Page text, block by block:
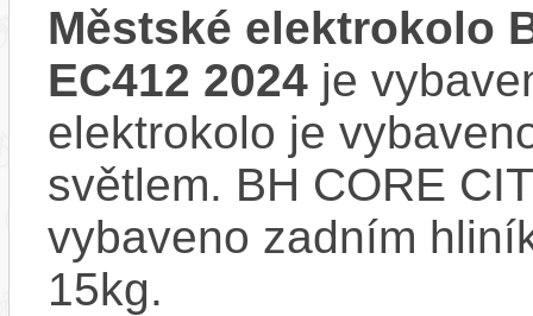
Městské elektrokolo
EC412 2024 je
elektrokolo je
světlem. BH CORE
vybaveno zadním
15kg.